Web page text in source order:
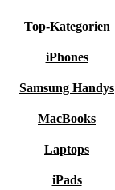
Top-Kategorien
iPhones
Samsung Handys
MacBooks
Laptops
iPads